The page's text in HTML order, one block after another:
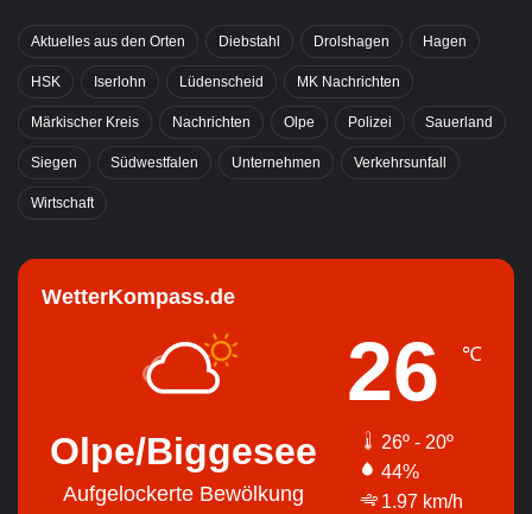
Aktuelles aus den Orten Diebstahl Drolshagen Hagen
HSK Iserlohn Lüdenscheid MK Nachrichten
Märkischer Kreis Nachrichten Olpe Polizei Sauerland
Siegen Südwestfalen Unternehmen Verkehrsunfall
Wirtschaft
WetterKompass.de
Olpe/Biggesee
Aufgelockerte Bewölkung
26 ℃
26º - 20º
44%
1.97 km/h